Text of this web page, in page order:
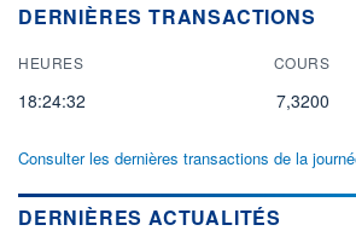
DERNIÈRES TRANSACTIONS
HEURES COURS
18:24:32 7,3200
Consulter les dernières transactions de la
DERNIÈRES ACTUALITÉS